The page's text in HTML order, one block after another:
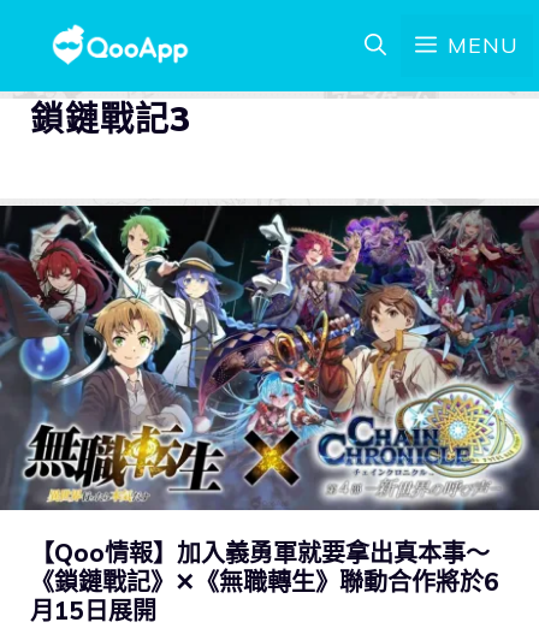
MENU
鎖鏈戰記3
【Qoo情報】加入義勇軍就要拿出真本事～
《鎖鏈戰記》✕《無職轉生》聯動合作將於6
月15日展開